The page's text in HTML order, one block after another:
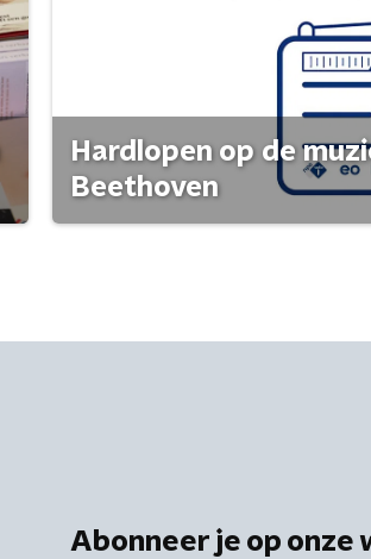
Hardlopen op de
Beethoven
Abonneer je op